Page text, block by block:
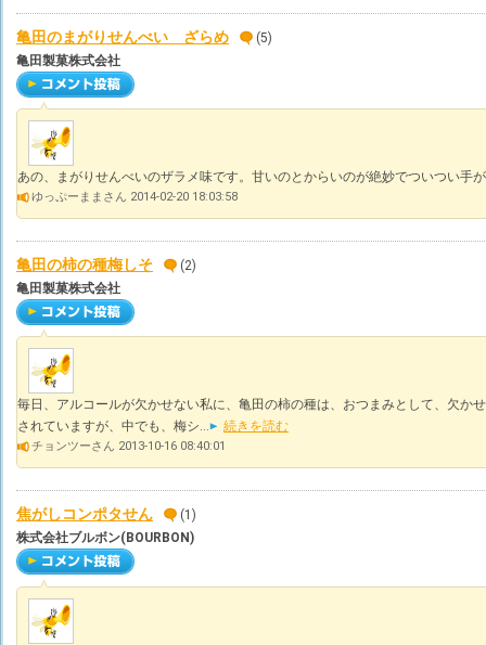
亀田のまがりせんべい ざらめ
(5)
亀田製菓株式会社
あの、まがりせんべいのザラメ味です。甘いのとからいのが絶妙でついつい手
ゆっぷーままさん 2014-02-20 18:03:58
亀田の柿の種梅しそ
(2)
亀田製菓株式会社
毎日、アルコールが欠かせない私に、亀田の柿の種は、おつまみとして、欠か
されていますが、中でも、梅シ...
続きを読む
チョンツーさん 2013-10-16 08:40:01
焦がしコンポタせん
(1)
株式会社ブルボン(BOURBON)